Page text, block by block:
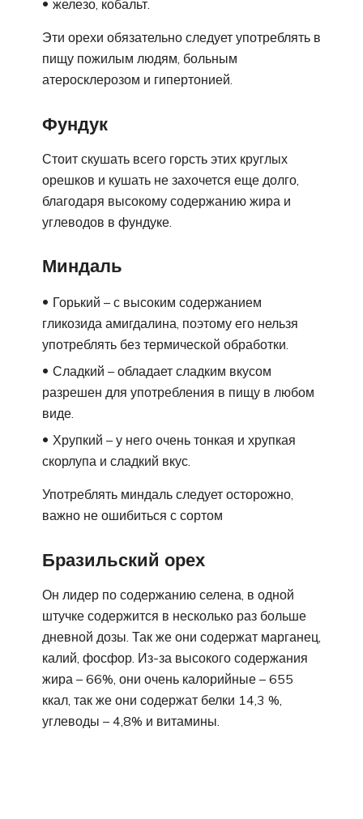
железо, кобальт.
Эти орехи обязательно следует употреблять в
пищу пожилым людям, больным
атеросклерозом и гипертонией.
Фундук
Стоит скушать всего горсть этих круглых
орешков и кушать не захочется еще долго,
благодаря высокому содержанию жира и
углеводов в фундуке.
Миндаль
Горький – с высоким содержанием
гликозида амигдалина, поэтому его нельзя
употреблять без термической обработки.
Сладкий – обладает сладким вкусом
разрешен для употребления в пищу в любом
виде.
Хрупкий – у него очень тонкая и хрупкая
скорлупа и сладкий вкус.
Употреблять миндаль следует осторожно,
важно не ошибиться с сортом
Бразильский орех
Он лидер по содержанию селена, в одной
штучке содержится в несколько раз больше
дневной дозы. Так же они содержат марганец,
калий, фосфор. Из-за высокого содержания
жира – 66%, они очень калорийные – 655
ккал, так же они содержат белки 14,3 %,
углеводы – 4,8% и витамины.